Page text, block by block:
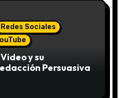
Redes Sociales
y su
Persuasiva